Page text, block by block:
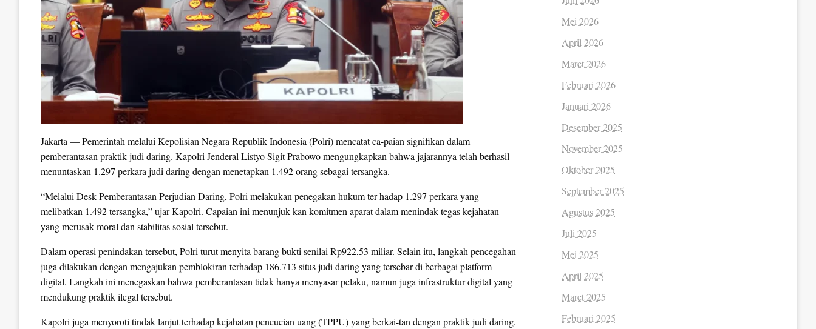
Jakarta — Pemerintah melalui Kepolisian Negara Republik Indonesia (Polri) mencatat ca-paian signifikan dalam
pemberantasan praktik judi daring. Kapolri Jenderal Listyo Sigit Prabowo mengungkapkan bahwa jajarannya telah berhasil
menuntaskan 1.297 perkara judi daring dengan menetapkan 1.492 orang sebagai tersangka.
“Melalui Desk Pemberantasan Perjudian Daring, Polri melakukan penegakan hukum ter-hadap 1.297 perkara yang
melibatkan 1.492 tersangka,” ujar Kapolri. Capaian ini menunjuk-kan komitmen aparat dalam menindak tegas kejahatan
yang merusak moral dan stabilitas sosial tersebut.
Dalam operasi penindakan tersebut, Polri turut menyita barang bukti senilai Rp922,53 miliar. Selain itu, langkah pencegahan
juga dilakukan dengan mengajukan pemblokiran terhadap 186.713 situs judi daring yang tersebar di berbagai platform
digital. Langkah ini menegaskan bahwa pemberantasan tidak hanya menyasar pelaku, namun juga infrastruktur digital yang
mendukung praktik ilegal tersebut.
Kapolri juga menyoroti tindak lanjut terhadap kejahatan pencucian uang (TPPU) yang berkai-tan dengan praktik judi daring.
Mei 2026
April 2026
Maret 2026
Februari 2026
Januari 2026
Desember 2025
November 2025
Oktober 2025
September 2025
Agustus 2025
Juli 2025
Mei 2025
April 2025
Maret 2025
Februari 2025